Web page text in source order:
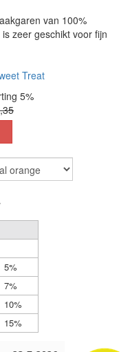
van 100%
zeer geschikt voor fijn
Treat
5%
5%
7%
10%
15%